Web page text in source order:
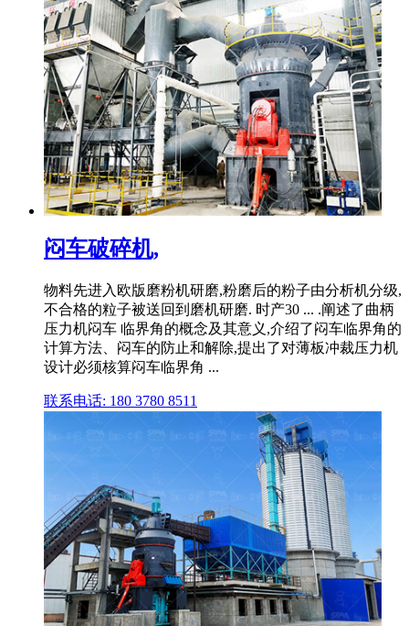
闷车破碎机,
物料先进入欧版磨粉机研磨,粉磨后的粉子由分析机分级,
不合格的粒子被送回到磨机研磨. 时产30 ... .阐述了曲柄
压力机闷车 临界角的概念及其意义,介绍了闷车临界角的
计算方法、闷车的防止和解除,提出了对薄板冲裁压力机
设计必须核算闷车临界角 ...
联系电话: 180 3780 8511